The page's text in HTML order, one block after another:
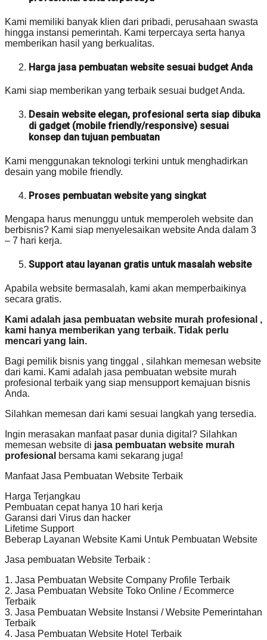
Kami memiliki banyak klien dari pribadi, perusahaan swasta
hingga instansi pemerintah. Kami terpercaya serta hanya
memberikan hasil yang berkualitas.
Harga jasa pembuatan website sesuai budget Anda
Kami siap memberikan yang terbaik sesuai budget Anda.
Desain website elegan, profesional serta siap dibuka
di gadget (mobile friendly/responsive) sesuai
konsep dan tujuan pembuatan
Kami menggunakan teknologi terkini untuk menghadirkan
desain yang mobile friendly.
Proses pembuatan website yang singkat
Mengapa harus menunggu untuk memperoleh website dan
berbisnis? Kami siap menyelesaikan website Anda dalam 3
– 7 hari kerja.
Support atau layanan gratis untuk masalah website
Apabila website bermasalah, kami akan memperbaikinya
secara gratis.
Kami adalah jasa pembuatan website murah profesional ,
kami hanya memberikan yang terbaik. Tidak perlu
mencari yang lain.
Bagi pemilik bisnis yang tinggal , silahkan memesan website
dari kami. Kami adalah jasa pembuatan website murah
profesional terbaik yang siap mensupport kemajuan bisnis
Anda.
Silahkan memesan dari kami sesuai langkah yang tersedia.
Ingin merasakan manfaat pasar dunia digital? Silahkan
memesan website di jasa pembuatan website murah
profesional bersama kami sekarang juga!
Manfaat Jasa Pembuatan Website Terbaik
Harga Terjangkau
Pembuatan cepat hanya 10 hari kerja
Garansi dari Virus dan hacker
Lifetime Support
Beberap Layanan Website Kami Untuk Pembuatan Website
Jasa pembuatan Website Terbaik :
1. Jasa Pembuatan Website Company Profile Terbaik
2. Jasa Pembuatan Website Toko Online / Ecommerce
Terbaik
3. Jasa Pembuatan Website Instansi / Website Pemerintahan
Terbaik
4. Jasa Pembuatan Website Hotel Terbaik